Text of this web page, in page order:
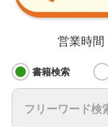
営業時間
書籍検索